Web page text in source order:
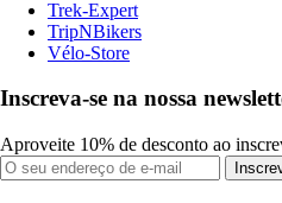
Trek-Expert
TripNBikers
Vélo-Store
Inscreva-se na nossa
Aproveite 10% de desconto ao